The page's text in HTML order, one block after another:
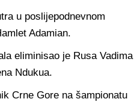
u poslijepodnevnom
Adamian.
eliminisao je Rusa Vadima
Ndukua.
Crne Gore na šampionatu